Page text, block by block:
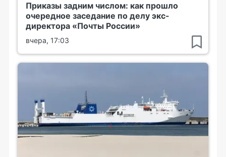
Приказы задним числом: как прошло
очередное заседание по делу экс-
директора «Почты России»
вчера, 17:03